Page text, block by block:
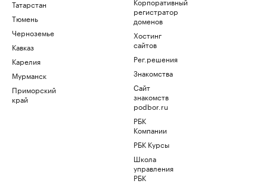
Татарстан
Тюмень
Черноземье
Кавказ
Карелия
Мурманск
Приморский
край
регистратор
доменов
Хостинг
сайтов
Рег.решения
Знакомства
Сайт
знакомств
podbor.ru
РБК
Компании
РБК Курсы
Школа
управления
РБК